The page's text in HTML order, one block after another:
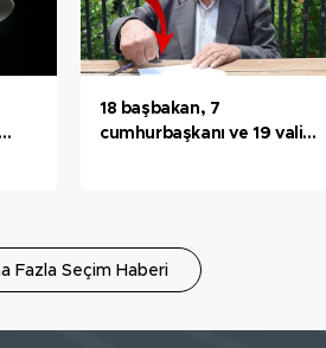
18 başbakan, 7
cumhurbaşkanı ve 19 vali
Fazla Seçim Haberi